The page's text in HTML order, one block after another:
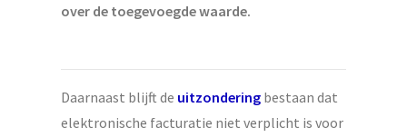
over de toegevoegde waarde.
Daarnaast blijft de uitzondering bestaan dat
elektronische facturatie niet verplicht is voor